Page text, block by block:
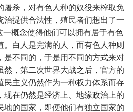
屠杀，对有色人种的奴役来榨取免
治提供合法性，殖民者们想出了一
概念使得他们可以拥有居于有色
。白人是完满的人，而有色人种则
是不同的，于是用不同的方式来对
然，第二次世界大战之后，官方的
民主义仍然作为一种权力体系而存
现在仍然是经济上、地缘政治上的
地的国家，即便他们有独立国家的